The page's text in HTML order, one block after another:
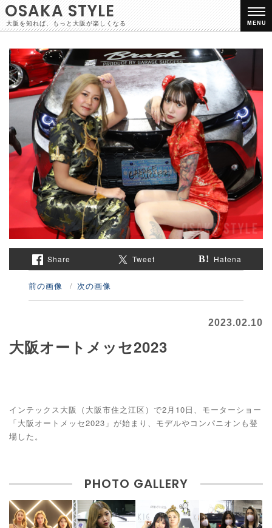
OSAKA STYLE
大阪を知れば、もっと大阪が楽しくなる MENU
Share Tweet Hatena
前の画像 次の画像
2023.02.10
大阪オートメッセ2023
インテックス大阪（大阪市住之江区）で2月10日、モーターショー
「大阪オートメッセ2023」が始まり、モデルやコンパニオンも登
場した。
PHOTO GALLERY